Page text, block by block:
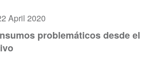
April 2020
problemáticos desde el